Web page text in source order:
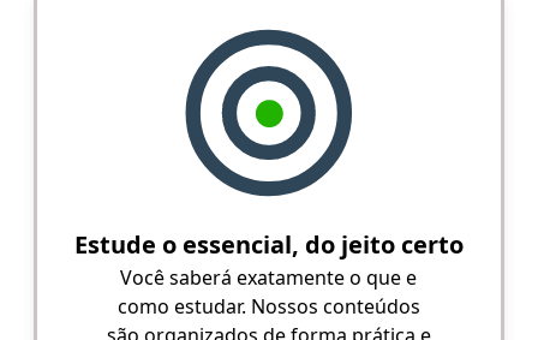
Estude o essencial, do jeito certo
Você saberá exatamente o que e
como estudar. Nossos conteúdos